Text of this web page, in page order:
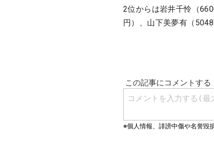
2位からは岩井千怜（
円）、山下美夢有（